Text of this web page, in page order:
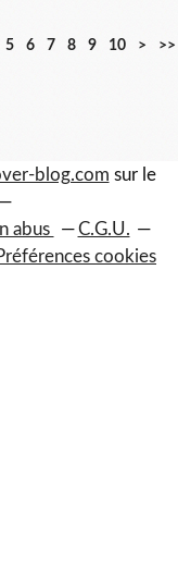
5 6 7 8 9 10
2
3
> >>
blog.com sur le
abus
C.G.U.
cookies